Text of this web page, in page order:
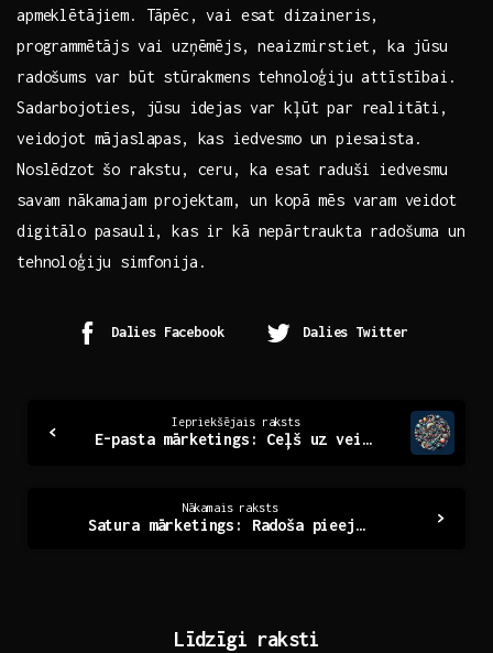
apmeklētājiem. Tāpēc, vai⁤ esat dizaineris,
programmētājs vai uzņēmējs,⁤ neaizmirstiet, ka jūsu
radošums var būt ⁣stūrakmens tehnoloģiju attīstībai.
Sadarbojoties, jūsu idejas var kļūt par realitāti,
veidojot mājaslapas, ‌kas iedvesmo un piesaista.
Noslēdzot šo rakstu, ceru, ‌ka esat ⁤raduši iedvesmu​
savam nākamajam projektam,‌ un kopā mēs varam ⁤veidot
digitālo pasauli, kas ir kā nepārtraukta radošuma un
tehnoloģiju simfonija.
Dalies Facebook Dalies Twitter
Reading
Iepriekšējais raksts
E-pasta mārketings: Ceļš uz veiksmīgu digitālo stratēģiju
Nākamais raksts
Satura mārketings: Radoša pieeja uzņēmuma izaugsmei
Līdzīgi raksti